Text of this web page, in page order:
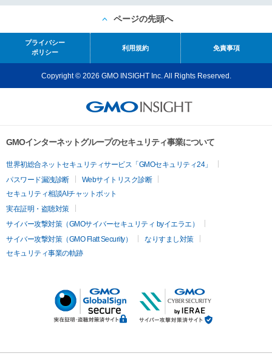
ページの先頭へ
プライバシー
ポリシー
利用規約 免責事項
Copyright © 2026 GMO INSIGHT Inc. All Rights Reserved.
GMOインターネットグループのセキュリティ事業について
世界初総合ネットセキュリティサービス「GMOセキュリティ24」
パスワード漏洩診断
Webサイトリスク診断
セキュリティ相談AIチャットボット
実在証明・盗聴対策
サイバー攻撃対策（GMOサイバーセキュリティ byイエラエ）
サイバー攻撃対策（GMO Flatt Security）
なりすまし対策
セキュリティ事業の軌跡